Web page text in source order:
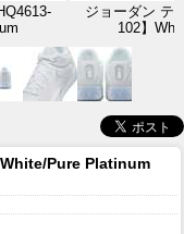
ジョーダン テ
102】
White/Pure Platinum